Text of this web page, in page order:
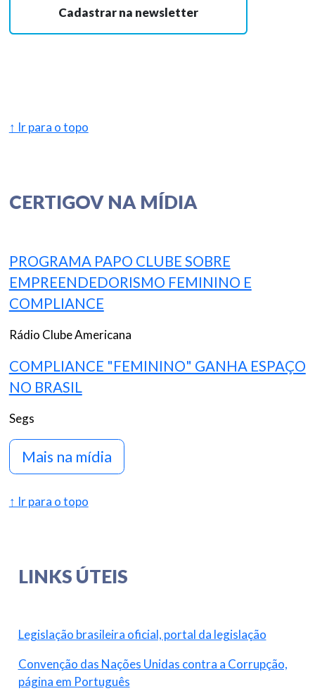
Cadastrar na newsletter
↑ Ir para o topo
CERTIGOV NA MÍDIA
PROGRAMA PAPO CLUBE SOBRE
EMPREENDEDORISMO FEMININO E
COMPLIANCE
Rádio Clube Americana
COMPLIANCE "FEMININO" GANHA ESPAÇO
NO BRASIL
Segs
Mais na mídia
↑ Ir para o topo
LINKS ÚTEIS
Legislação brasileira oficial, portal da legislação
Convenção das Nações Unidas contra a Corrupção,
página em Português